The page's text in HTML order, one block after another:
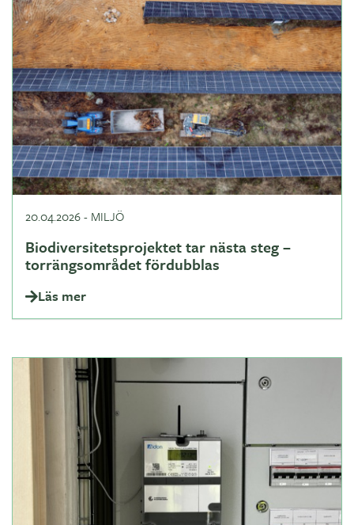
20.04.2026- MILJÖ
Biodiversitetsprojektet tar nästa steg –
torrängsområdet fördubblas
Läs mer